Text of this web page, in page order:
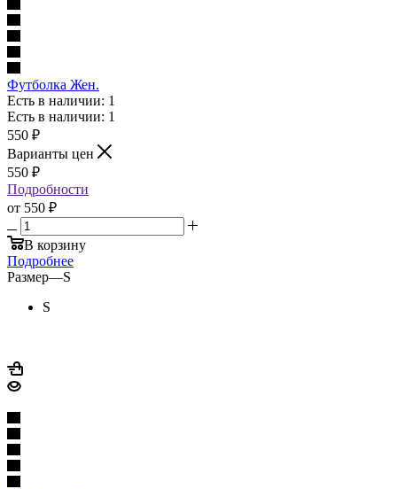
Футболка Жен.
Есть в наличии: 1
Есть в наличии: 1
550 ₽
Варианты цен
550 ₽
Подробности
от 550 ₽
В корзину
Подробнее
Размер—S
S